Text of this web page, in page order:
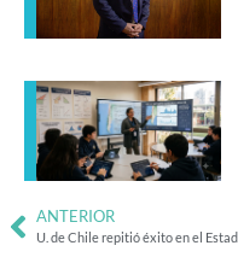
ANTERIOR